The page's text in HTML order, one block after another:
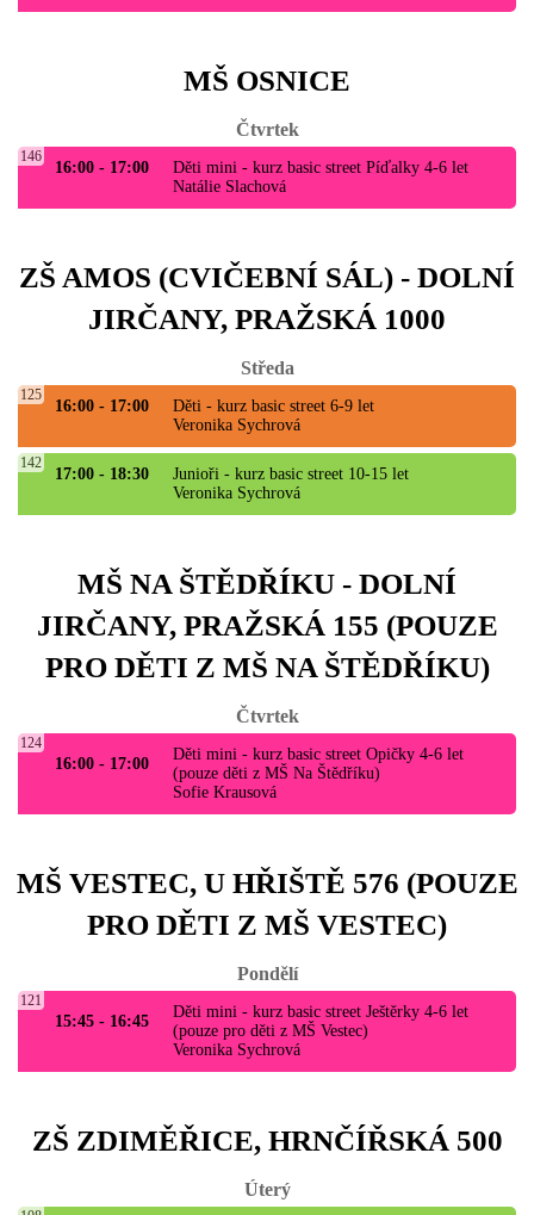
MŠ OSNICE
Čtvrtek
16:00 - 17:00
146
Děti mini - kurz basic street Píďalky 4-6 let
Natálie Slachová
ZŠ AMOS (CVIČEBNÍ SÁL) - DOLNÍ
JIRČANY, PRAŽSKÁ 1000
Středa
16:00 - 17:00
125
Děti - kurz basic street 6-9 let
Veronika Sychrová
17:00 - 18:30
142
Junioři - kurz basic street 10-15 let
Veronika Sychrová
MŠ NA ŠTĚDŘÍKU - DOLNÍ
JIRČANY, PRAŽSKÁ 155 (POUZE
PRO DĚTI Z MŠ NA ŠTĚDŘÍKU)
Čtvrtek
16:00 - 17:00
124
Děti mini - kurz basic street Opičky 4-6 let
(pouze děti z MŠ Na Štědříku)
Sofie Krausová
MŠ VESTEC, U HŘIŠTĚ 576 (POUZE
PRO DĚTI Z MŠ VESTEC)
Pondělí
15:45 - 16:45
121
Děti mini - kurz basic street Ještěrky 4-6 let
(pouze pro děti z MŠ Vestec)
Veronika Sychrová
ZŠ ZDIMĚŘICE, HRNČÍŘSKÁ 500
Úterý